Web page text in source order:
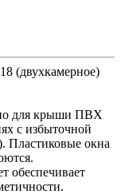
(двухкамерное)
для крыши ПВХ
с избыточной
Пластиковые окна
обеспечивает